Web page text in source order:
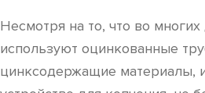
Несмотря на то, что во многих
используют оцинкованные
цинксодержащие материалы,